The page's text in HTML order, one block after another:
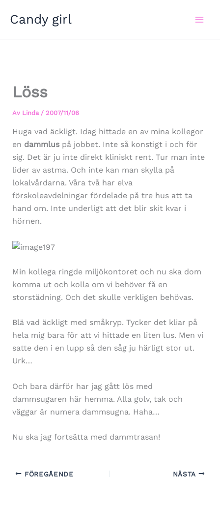
Candy girl
Löss
Av Linda / 2007/11/06
Huga vad äckligt. Idag hittade en av mina kollegor
en dammluspå jobbet. Inte så konstigt i och för
sig. Det är ju inte direkt kliniskt rent. Tur man inte
lider av astma. Och inte kan man skylla på
lokalvårdarna. Våra två har elva
förskoleavdelningar fördelade på tre hus att ta
hand om. Inte underligt att det blir skit kvar i
hörnen.
Min kollega ringde miljökontoret och nu ska dom
komma ut och kolla om vi behöver få en
storstädning. Och det skulle verkligen behövas.
Blä vad äckligt med småkryp. Tycker det kliar på
hela mig bara för att vi hittade en liten lus. Men vi
satte den i en lupp så den såg ju härligt stor ut.
Urk…
Och bara därför har jag gått lös med
dammsugaren här hemma. Alla golv, tak och
väggar är numera dammsugna. Haha…
Nu ska jag fortsätta med dammtrasan!
FÖREGÅENDE NÄSTA